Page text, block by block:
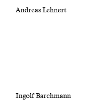
Andreas Lehnert
Ingolf Barchmann